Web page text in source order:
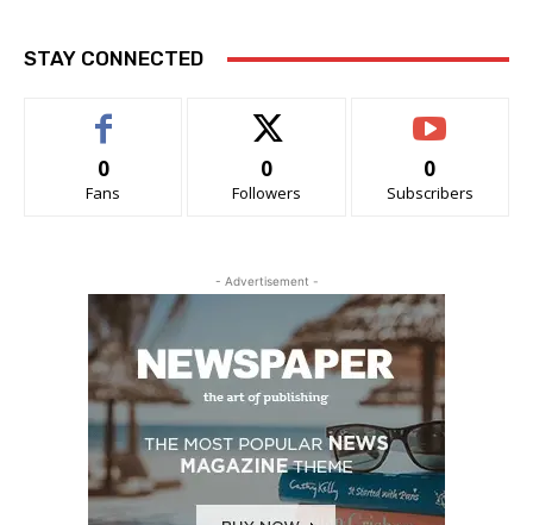
STAY CONNECTED
0
Fans
0
Followers
0
Subscribers
- Advertisement -